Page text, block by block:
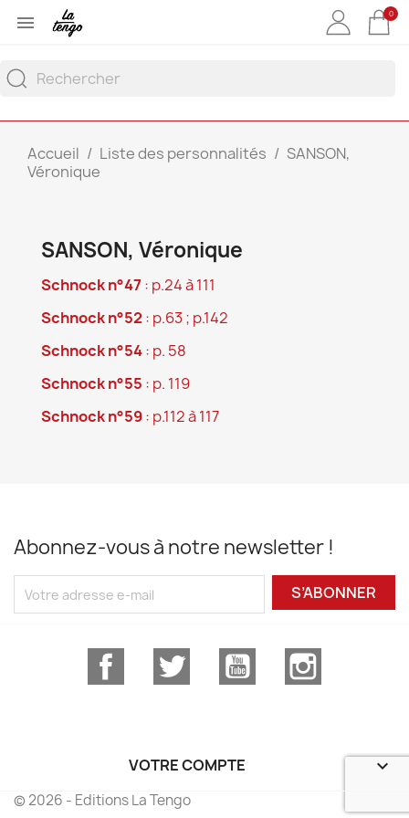
 0
Accueil Liste des personnalités
SANSON,
Véronique
SANSON, Véronique
Schnock n°47 : p.24 à 111
Schnock n°52: p.63 ; p.142
Schnock n°54: p. 58
Schnock n°55 : p. 119
Schnock n°59: p.112 à 117
Abonnez-vous à notre newsletter !
S’ABONNER
Facebook Twitter YouTube
VOTRE COMPTE 
© 2026 - Editions La Tengo